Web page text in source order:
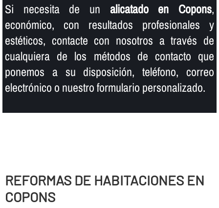
Si necesita de un alicatado en Copons,
económico, con resultados profesionales y
estéticos, contacte con nosotros a través de
cualquiera de los métodos de contacto que
ponemos a su disposición, teléfono, correo
electrónico o nuestro formulario personalizado.
REFORMAS DE HABITACIONES EN
COPONS